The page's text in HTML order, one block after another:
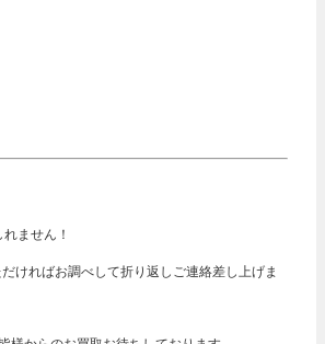
ません！
ければお調べして折り返しご連絡差し上げま